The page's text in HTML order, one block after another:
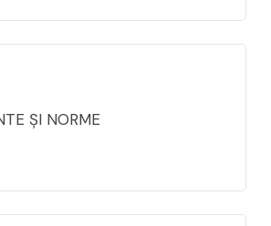
ȘI NORME